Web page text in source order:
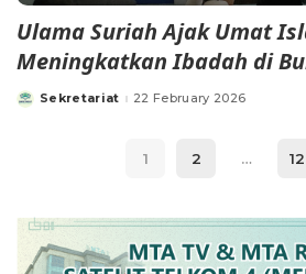
Ulama Suriah Ajak Umat
Meningkatkan Ibadah di
Sekretariat 22 February 2026
1 2 … 12